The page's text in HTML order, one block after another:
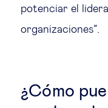
potenciar el
organizaciones”.
¿Cómo